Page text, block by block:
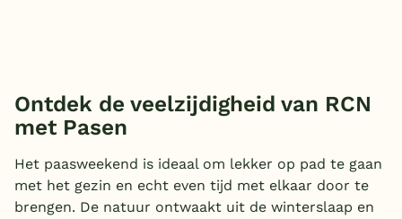
Ontdek de veelzijdigheid van RCN
met Pasen
Het paasweekend is ideaal om lekker op pad te gaan
met het gezin en echt even tijd met elkaar door te
brengen. De natuur ontwaakt uit de winterslaap en